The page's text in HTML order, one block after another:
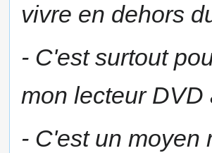
vivre en dehors
- C'est surtout
mon lecteur
- C'est un moyen